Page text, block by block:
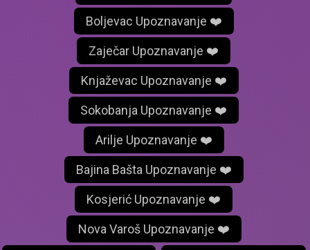
Boljevac Upoznavanje ❤️
Zaječar Upoznavanje ❤️
Knjaževac Upoznavanje ❤️
Sokobanja Upoznavanje ❤️
Arilje Upoznavanje ❤️
Bajina Bašta Upoznavanje ❤️
Kosjerić Upoznavanje ❤️
Nova Varoš Upoznavanje ❤️